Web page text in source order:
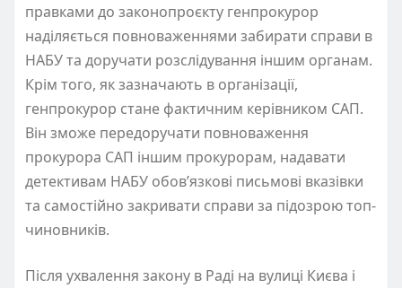
правками до законопроєкту генпрокурор
наділяється повноваженнями забирати справи в
НАБУ та доручати розслідування іншим органам.
Крім того, як зазначають в організації,
генпрокурор стане фактичним керівником САП.
Він зможе передоручати повноваження
прокурора САП іншим прокурорам, надавати
детективам НАБУ обов’язкові письмові вказівки
та самостійно закривати справи за підозрою топ-
чиновників.
Після ухвалення закону в Раді на вулиці Києва і